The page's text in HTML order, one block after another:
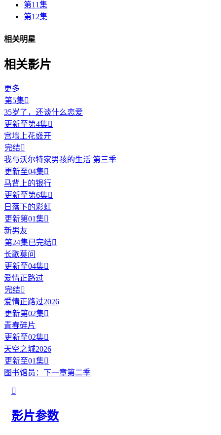
第11集
第12集
相关明星
相关影片
更多
第5集
35岁了，还谈什么恋爱
更新至第4集
宫墙上花盛开
完结
我与沃尔特家男孩的生活 第三季
更新至04集
马背上的银行
更新至第6集
日落下的彩虹
更新第01集
新男友
第24集已完结
长歌莫问
更新至04集
爱情正路过
完结
爱情正路过2026
更新第02集
青春碎片
更新至02集
天空之城2026
更新至01集
图书馆员：下一章第二季

影片参数